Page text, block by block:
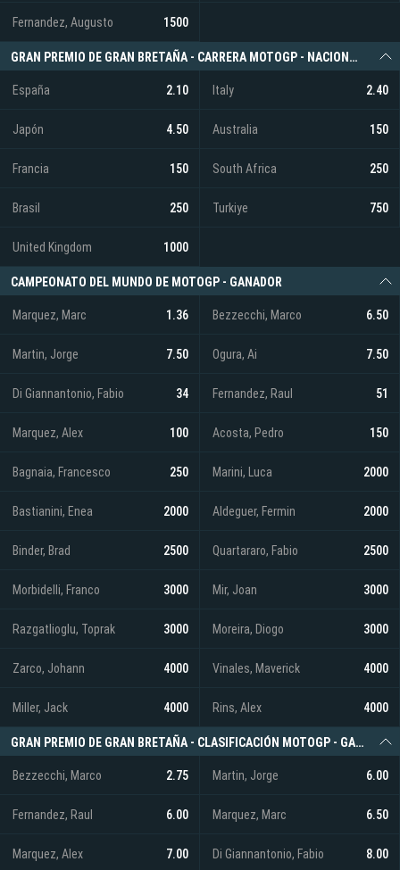
Fernandez, Augusto 1500
GRAN PREMIO DE GRAN BRETAÑA - CARRERA MOTOGP - NACIONALIDAD GANADORA
España 2.10 Italy 2.40
Japón 4.50 Australia 150
Francia 150 South Africa 250
Brasil 250 Turkiye 750
United Kingdom 1000
CAMPEONATO DEL MUNDO DE MOTOGP - GANADOR
Marquez, Marc 1.36 Bezzecchi, Marco 6.50
Martin, Jorge 7.50 Ogura, Ai 7.50
Di Giannantonio, Fabio 34 Fernandez, Raul 51
Marquez, Alex 100 Acosta, Pedro 150
Bagnaia, Francesco 250 Marini, Luca 2000
Bastianini, Enea 2000 Aldeguer, Fermin 2000
Binder, Brad 2500 Quartararo, Fabio 2500
Morbidelli, Franco 3000 Mir, Joan 3000
Razgatlioglu, Toprak 3000 Moreira, Diogo 3000
Zarco, Johann 4000 Vinales, Maverick 4000
Miller, Jack 4000 Rins, Alex 4000
GRAN PREMIO DE GRAN BRETAÑA - CLASIFICACIÓN MOTOGP - GANADOR
Bezzecchi, Marco 2.75 Martin, Jorge 6.00
Fernandez, Raul 6.00 Marquez, Marc 6.50
Marquez, Alex 7.00 Di Giannantonio, Fabio 8.00